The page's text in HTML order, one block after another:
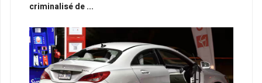
criminalisé de ...